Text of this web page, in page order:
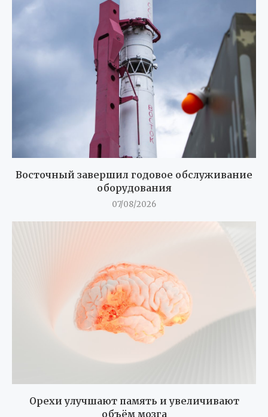
Восточный завершил годовое обслуживание
оборудования
07/08/2026
Орехи улучшают память и увеличивают
объём мозга